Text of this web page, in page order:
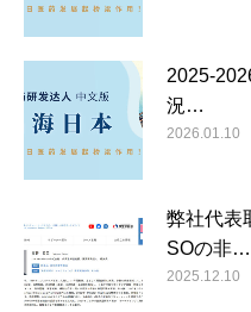
2025-
況…
2026.01.10
弊社代表
SOの非…
2025.12.10